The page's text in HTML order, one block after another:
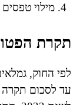
מילוי
תקרת
לפי החוק,
עד לסכום